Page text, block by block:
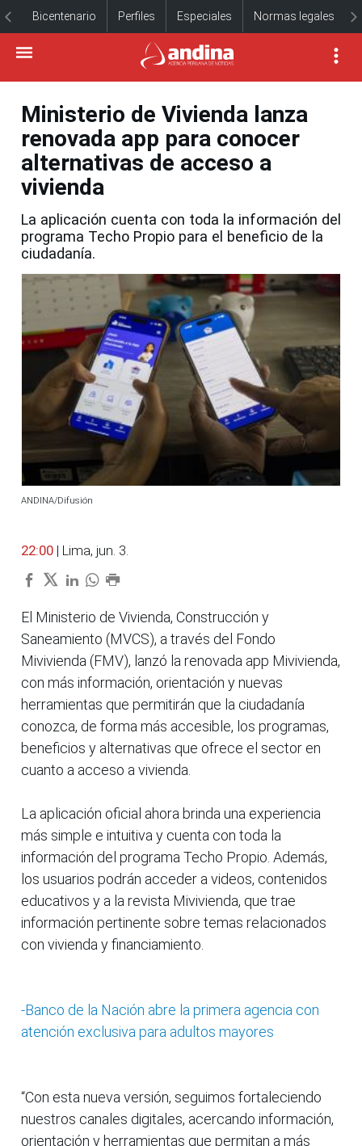
Bicentenario Perfiles Especiales Normas legales
Ministerio de Vivienda lanza
renovada app para conocer
alternativas de acceso a
vivienda
La aplicación cuenta con toda la información del
programa Techo Propio para el beneficio de la
ciudadanía.
ANDINA/Difusión
22:00 | Lima, jun. 3.
El Ministerio de Vivienda, Construcción y
Saneamiento (MVCS), a través del Fondo
Mivivienda (FMV), lanzó la renovada app Mivivienda,
con más información, orientación y nuevas
herramientas que permitirán que la ciudadanía
conozca, de forma más accesible, los programas,
beneficios y alternativas que ofrece el sector en
cuanto a acceso a vivienda.
La aplicación oficial ahora brinda una experiencia
más simple e intuitiva y cuenta con toda la
información del programa Techo Propio. Además,
los usuarios podrán acceder a videos, contenidos
educativos y a la revista Mivivienda, que trae
información pertinente sobre temas relacionados
con vivienda y financiamiento.
-Banco de la Nación abre la primera agencia con
atención exclusiva para adultos mayores
“Con esta nueva versión, seguimos fortaleciendo
nuestros canales digitales, acercando información,
orientación y herramientas que permitan a más